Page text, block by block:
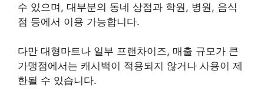
수 있으며, 대부분의 동네 상점과 학원, 병원, 음식
점 등에서 이용 가능합니다.
다만 대형마트나 일부 프랜차이즈, 매출 규모가 큰
가맹점에서는 캐시백이 적용되지 않거나 사용이 제
한될 수 있습니다.